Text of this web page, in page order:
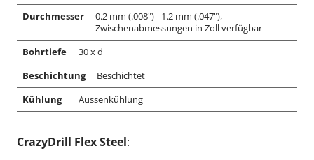
Durchmesser
0.2 mm (.008") - 1.2 mm (.047"),
Zwischenabmessungen in Zoll verfügbar
Bohrtiefe
30 x d
Beschichtung
Beschichtet
Kühlung
Aussenkühlung
CrazyDrill Flex Steel: